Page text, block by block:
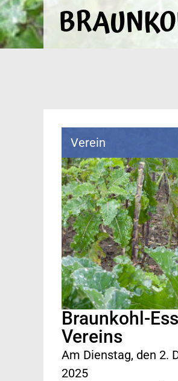
Verein
Braunkohl-
Vereins
Am Dienstag, den 2.
2025